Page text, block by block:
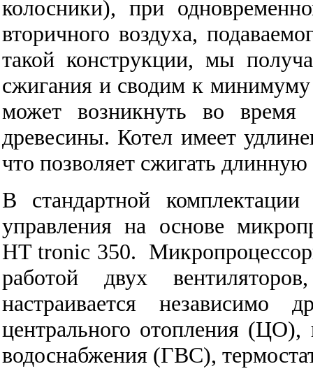
колосники), при
вторичного воздуха,
такой конструкции, мы
сжигания и сводим к
может возникнуть во время
древесины. Котел имеет
что позволяет сжигать длинную
В стандартной
управления на основе
HT tronic 350.
работой двух
настраивается независимо
центрального отопления (ЦО),
водоснабжения (ГВС),